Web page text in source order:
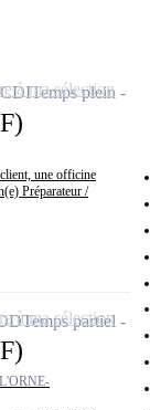
une officine
Préparateur /
CDITemps plein
à ma sélection
Temps partiel
à ma sélection